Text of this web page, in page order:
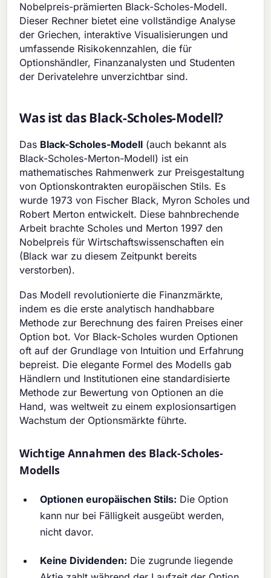
Nobelpreis-prämierten Black-Scholes-Modell.
Dieser Rechner bietet eine vollständige Analyse
der Griechen, interaktive Visualisierungen und
umfassende Risikokennzahlen, die für
Optionshändler, Finanzanalysten und Studenten
der Derivatelehre unverzichtbar sind.
Was ist das Black-Scholes-Modell?
Das Black-Scholes-Modell (auch bekannt als
Black-Scholes-Merton-Modell) ist ein
mathematisches Rahmenwerk zur Preisgestaltung
von Optionskontrakten europäischen Stils. Es
wurde 1973 von Fischer Black, Myron Scholes und
Robert Merton entwickelt. Diese bahnbrechende
Arbeit brachte Scholes und Merton 1997 den
Nobelpreis für Wirtschaftswissenschaften ein
(Black war zu diesem Zeitpunkt bereits
verstorben).
Das Modell revolutionierte die Finanzmärkte,
indem es die erste analytisch handhabbare
Methode zur Berechnung des fairen Preises einer
Option bot. Vor Black-Scholes wurden Optionen
oft auf der Grundlage von Intuition und Erfahrung
bepreist. Die elegante Formel des Modells gab
Händlern und Institutionen eine standardisierte
Methode zur Bewertung von Optionen an die
Hand, was weltweit zu einem explosionsartigen
Wachstum der Optionsmärkte führte.
Wichtige Annahmen des Black-Scholes-
Modells
Optionen europäischen Stils: Die Option
kann nur bei Fälligkeit ausgeübt werden,
nicht davor.
Keine Dividenden: Die zugrunde liegende